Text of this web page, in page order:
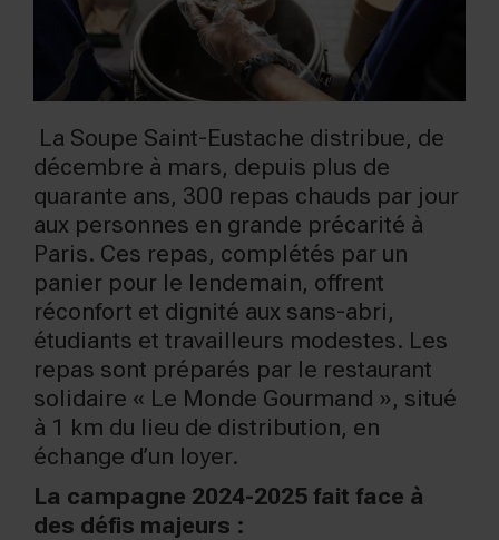
La Soupe Saint-Eustache distribue, de
décembre à mars, depuis plus de
quarante ans, 300 repas chauds par jour
aux personnes en grande précarité à
Paris. Ces repas, complétés par un
panier pour le lendemain, offrent
réconfort et dignité aux sans-abri,
étudiants et travailleurs modestes. Les
repas sont préparés par le restaurant
solidaire « Le Monde Gourmand », situé
à 1 km du lieu de distribution, en
échange d’un loyer.
La campagne 2024-2025 fait face à
des défis majeurs :